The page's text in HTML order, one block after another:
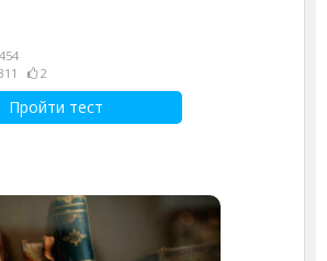
2
Пройти тест